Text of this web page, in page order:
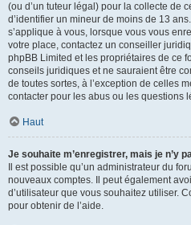
(ou d’un tuteur légal) pour la collecte de
d’identifier un mineur de moins de 13
s’applique à vous, lorsque vous vous
votre place, contactez un conseiller
phpBB Limited et les propriétaires de ce
conseils juridiques et ne sauraient être
de toutes sortes, à l’exception de celles
contacter pour les abus ou les questions
Haut
Je souhaite m’enregistrer, mais je n’y
Il est possible qu’un administrateur du
nouveaux comptes. Il peut également
d’utilisateur que vous souhaitez utiliser.
pour obtenir de l’aide.